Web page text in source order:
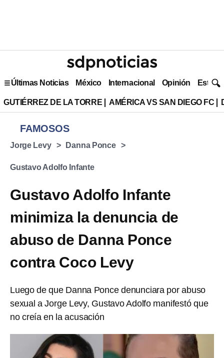
Últimas Noticias México Internacional Opinión Estilo
GUTIÉRREZ DE LA TORRE AMÉRICA VS SAN DIEGO FC
FAMOSOS
Jorge Levy Danna Ponce
Gustavo Adolfo Infante
Gustavo Adolfo Infante
minimiza la denuncia de
abuso de Danna Ponce
contra Coco Levy
Luego de que Danna Ponce denunciara por abuso
sexual a Jorge Levy, Gustavo Adolfo manifestó que
no creía en la acusación